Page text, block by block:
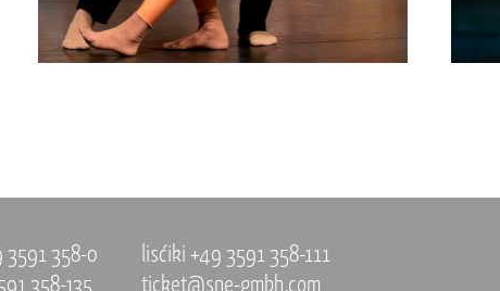
358-0
lisćiki +49 3591 358-111